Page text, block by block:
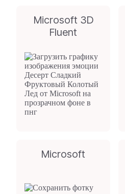
Microsoft 3D
Fluent
Microsoft